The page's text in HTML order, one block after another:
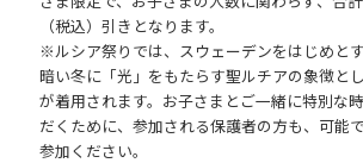
（税込）引きとなります。
※ルシア祭りでは、スウェーデンをはじめと
暗い冬に「光」をもたらす聖ルチアの象徴と
が着用されます。お子さまとご一緒に特別な
だくために、参加される保護者の方も、可能
参加ください。